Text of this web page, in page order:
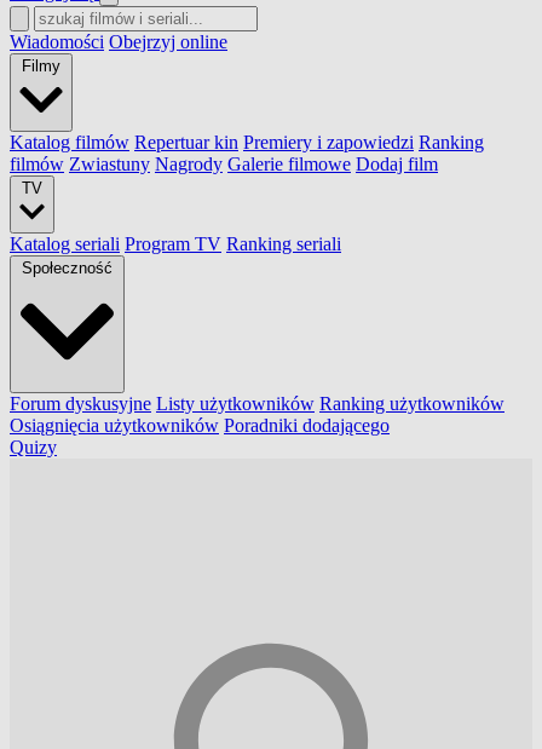
Wiadomości Obejrzyj online
Filmy
Katalog filmów Repertuar kin Premiery i zapowiedzi Ranking
filmów Zwiastuny Nagrody Galerie filmowe Dodaj film
TV
Katalog seriali Program TV Ranking seriali
Społeczność
Forum dyskusyjne Listy użytkowników Ranking użytkowników
Osiągnięcia użytkowników Poradniki dodającego
Quizy